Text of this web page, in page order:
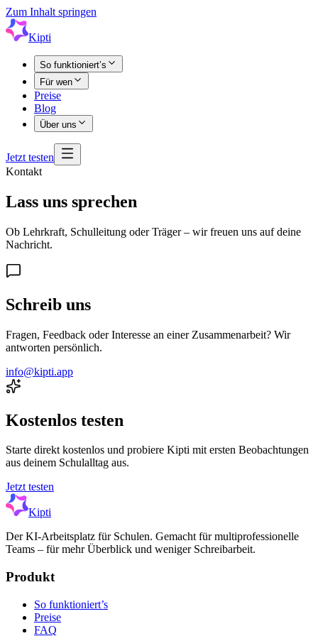
Zum Inhalt springen
Kipti
So funktioniert’s
Für wen
Preise
Blog
Über uns
Jetzt testen
Kontakt
Lass uns sprechen
Ob Lehrkraft, Schulleitung oder Träger – wir freuen uns auf deine
Nachricht.
Schreib uns
Fragen, Feedback oder Interesse an einer Zusammenarbeit? Wir
antworten persönlich.
info@kipti.app
Kostenlos testen
Starte direkt kostenlos und probiere Kipti mit ersten Beobachtungen
aus deinem Schulalltag aus.
Jetzt testen
Kipti
Der KI-Arbeitsplatz für Schulen. Gemacht für multiprofessionelle
Teams – für mehr Überblick und weniger Schreibarbeit.
Produkt
So funktioniert’s
Preise
FAQ